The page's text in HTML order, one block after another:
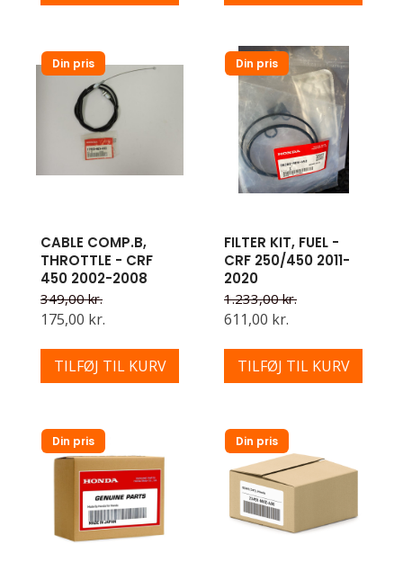
Din pris
CABLE COMP.B,
THROTTLE - CRF
450 2002-2008
349,00 kr.
175,00 kr.
TILFØJ TIL KURV
Din pris
FILTER KIT, FUEL -
CRF 250/450 2011-
2020
1.233,00 kr.
611,00 kr.
TILFØJ TIL KURV
Din pris Din pris